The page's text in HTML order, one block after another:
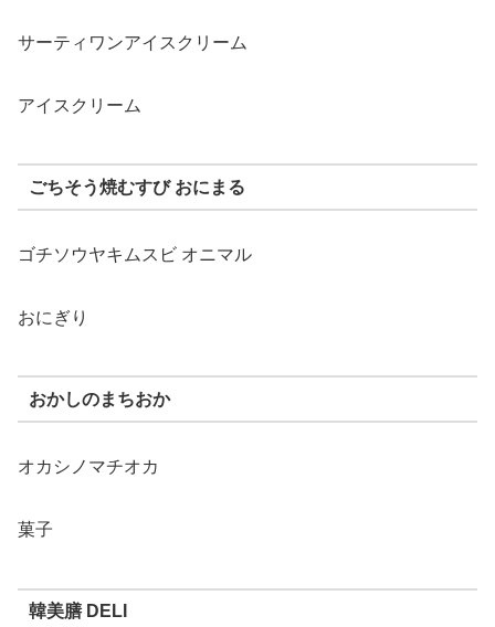
サーティワンアイスクリーム
アイスクリーム
ごちそう焼むすび おにまる
ゴチソウヤキムスビ オニマル
おにぎり
おかしのまちおか
オカシノマチオカ
菓子
韓美膳 DELI